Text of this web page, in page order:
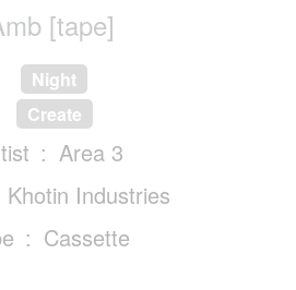
[tape]
Night
Create
Area 3
Khotin Industries
Cassette